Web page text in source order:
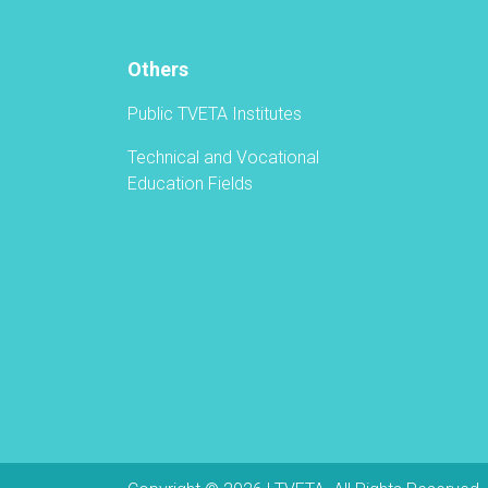
Others
Public TVETA Institutes
Technical and Vocational
Education Fields